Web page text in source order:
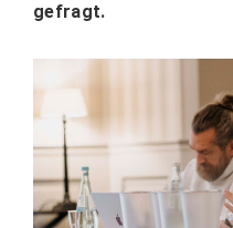
gefragt.